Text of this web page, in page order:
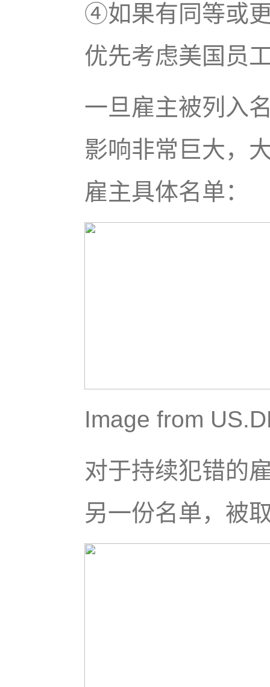
④如果有同等或
优先考虑美国员
一旦雇主被列入
影响非常巨大，
雇主具体名单：
Image from
对于持续犯错的
另一份名单，被